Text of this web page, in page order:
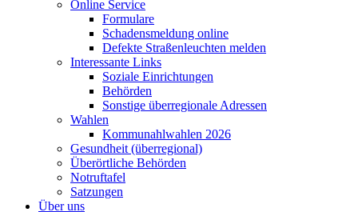
Online Service
Formulare
Schadensmeldung online
Defekte Straßenleuchten melden
Interessante Links
Soziale Einrichtungen
Behörden
Sonstige überregionale Adressen
Wahlen
Kommunahlwahlen 2026
Gesundheit (überregional)
Überörtliche Behörden
Notruftafel
Satzungen
Über uns